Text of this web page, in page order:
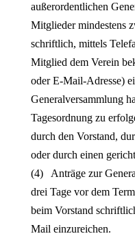
außerordentlichen
Mitglieder mindestens
schriftlich, mittels
Mitglied dem Verein
oder E-Mail-Adresse)
Generalversammlung
Tagesordnung zu
durch den Vorstand,
oder durch einen
(4) Anträge zur
drei Tage vor dem
beim Vorstand
Mail einzureichen.